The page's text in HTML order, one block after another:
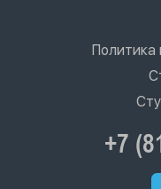
Политика
+7